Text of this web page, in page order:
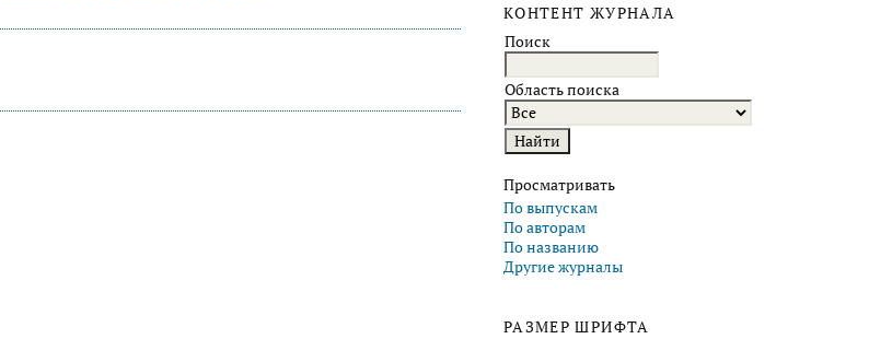
КОНТЕНТ ЖУРНАЛА
Поиск
Область поиска
Просматривать
По выпускам
По авторам
По названию
Другие журналы
РАЗМЕР ШРИФТА